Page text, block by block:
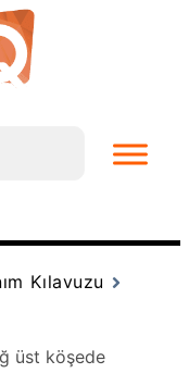
Kılavuzu
üst köşede